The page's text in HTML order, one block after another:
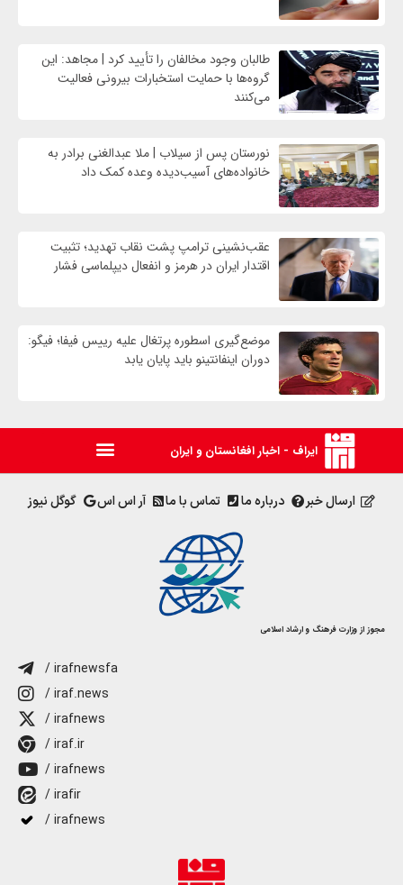
طالبان وجود مخالفان را تأیید کرد | مجاهد: این
گروه‌ها با حمایت استخبارات بیرونی فعالیت
می‌کنند
نورستان پس از سیلاب | ملا عبدالغنی برادر به
خانواده‌های آسیب‌دیده وعده کمک داد
عقب‌نشینی ترامپ پشت نقاب تهدید؛ تثبیت
اقتدار ایران در هرمز و انفعال دیپلماسی فشار
موضع‌گیری اسطوره پرتغال علیه رییس فیفا؛ فیگو:
دوران اینفانتینو باید پایان یابد
ایراف - اخبار افغانستان و ایران
ارسال خبر درباره ما تماس با ما آر اس اس گوگل نیوز
مجوز از وزارت فرهنگ و ارشاد اسلامی
/ irafnewsfa
/ iraf.news
/ irafnews
/ iraf.ir
/ irafnews
/ irafir
/ irafnews